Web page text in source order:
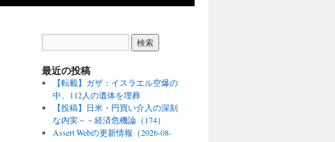
最近の投稿
【転載】ガザ：イスラエル空爆の
中、112人の遺体を埋葬
【投稿】日米・円買い介入の深刻
な内実－－経済危機論（174）
Assert Webの更新情報（2026-08-